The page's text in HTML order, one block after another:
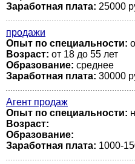
Заработная плата: 25000
продажи
Опыт по специальности:
Возраст: от 18 до 55 лет
Образование: среднее
Заработная плата: 30000
Агент продаж
Опыт по специальности:
Возраст:
Образование:
Заработная плата: 1000-